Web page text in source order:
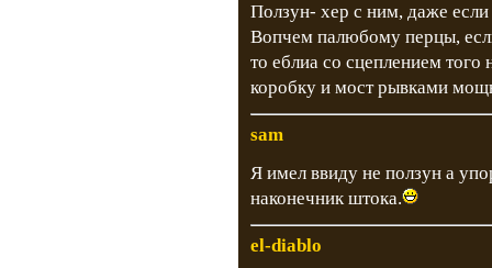
Ползун- хер с ним, даже если
Вопчем палюбому перцы,
то еблиа со сцеплением того
коробку и мост рывками
sam
Я имел ввиду не ползун а
наконечник штока.
el-diablo